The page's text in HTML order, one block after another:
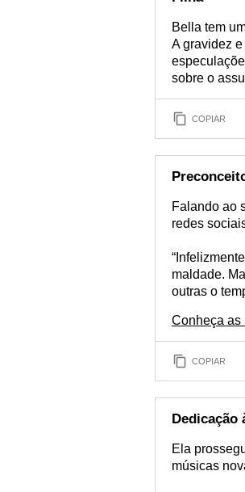
Bella tem
A gravidez
sobre o
COPIAR
Falando ao
redes
maldade.
outras o
Conheça as
COPIAR
Dedicação
Ela
músicas